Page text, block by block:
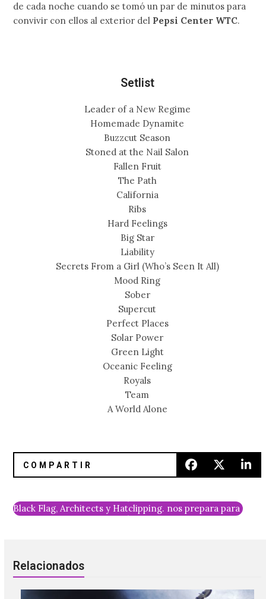
de cada noche cuando se tomó un par de minutos para
convivir con ellos al exterior del Pepsi Center WTC.
Setlist
Leader of a New Regime
Homemade Dynamite
Buzzcut Season
Stoned at the Nail Salon
Fallen Fruit
The Path
California
Ribs
Hard Feelings
Big Star
Liability
Secrets From a Girl (Who’s Seen It All)
Mood Ring
Sober
Supercut
Perfect Places
Solar Power
Green Light
Oceanic Feeling
Royals
Team
A World Alone
Black Flag, Architects y Hatebreed se sumaron al Hell And
clipping. nos prepara para
Relacionados